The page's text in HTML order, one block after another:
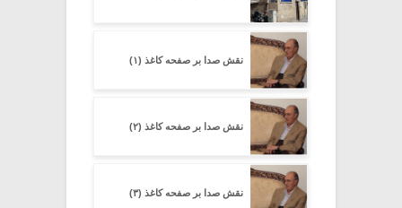
نقش صدا بر صفحه کاغذ (۱)
نقش صدا بر صفحه کاغذ (۲)
نقش صدا بر صفحه کاغذ (۳)